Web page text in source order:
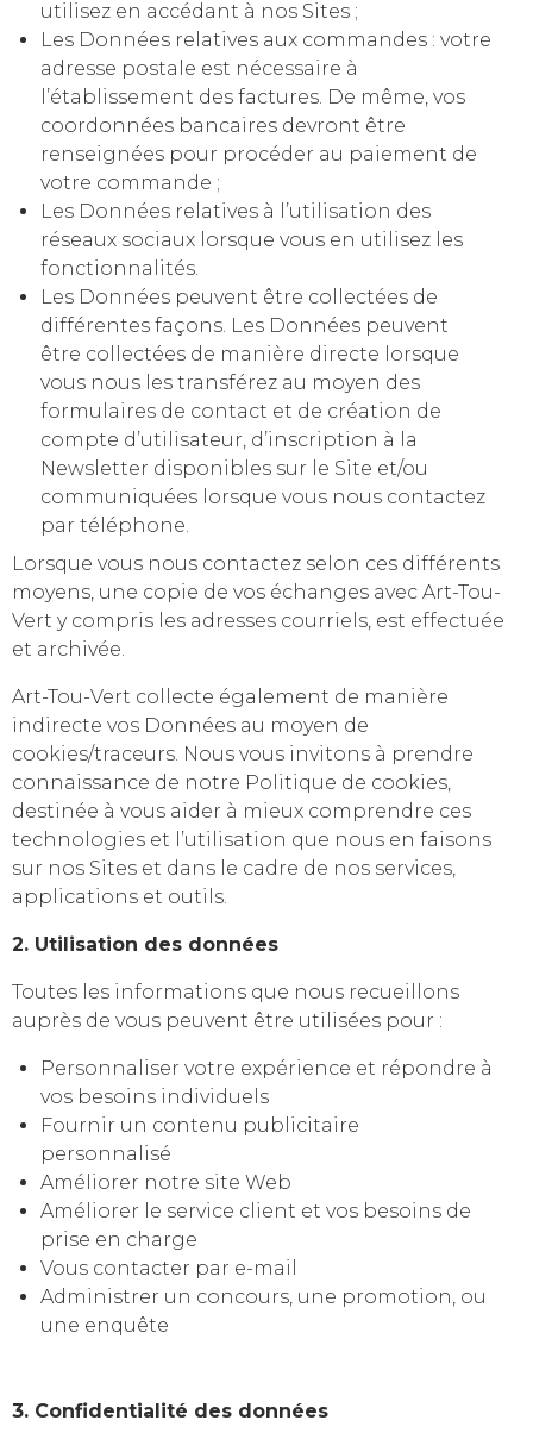
utilisez en accédant à nos Sites ;
Les Données relatives aux commandes : votre
adresse postale est nécessaire à
l’établissement des factures. De même, vos
coordonnées bancaires devront être
renseignées pour procéder au paiement de
votre commande ;
Les Données relatives à l’utilisation des
réseaux sociaux lorsque vous en utilisez les
fonctionnalités.
Les Données peuvent être collectées de
différentes façons. Les Données peuvent
être collectées de manière directe lorsque
vous nous les transférez au moyen des
formulaires de contact et de création de
compte d’utilisateur, d’inscription à la
Newsletter disponibles sur le Site et/ou
communiquées lorsque vous nous contactez
par téléphone.
Lorsque vous nous contactez selon ces différents
moyens, une copie de vos échanges avec Art-Tou-
Vert y compris les adresses courriels, est effectuée
et archivée.
Art-Tou-Vert collecte également de manière
indirecte vos Données au moyen de
cookies/traceurs. Nous vous invitons à prendre
connaissance de notre Politique de cookies,
destinée à vous aider à mieux comprendre ces
technologies et l’utilisation que nous en faisons
sur nos Sites et dans le cadre de nos services,
applications et outils.
2. Utilisation des données
Toutes les informations que nous recueillons
auprès de vous peuvent être utilisées pour :
Personnaliser votre expérience et répondre à
vos besoins individuels
Fournir un contenu publicitaire
personnalisé
Améliorer notre site Web
Améliorer le service client et vos besoins de
prise en charge
Vous contacter par e-mail
Administrer un concours, une promotion, ou
une enquête
3. Confidentialité des données